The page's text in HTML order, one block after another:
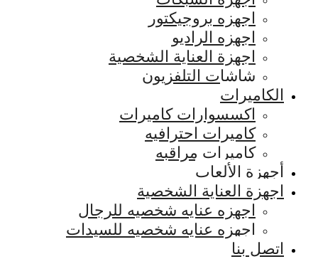
اجهزه بروجيكتور
اجهزه الراديو
اجهزة العناية الشخصية
شاشات التلفزيون
الكاميرات
اكسسوارات كاميرات
كاميرات احترافيه
كاميرات مراقبه
أجهزة الألعاب
اجهزة العناية الشخصية
اجهزه عنايه شخصيه للرجال
اجهزه عنايه شخصيه للسيدات
اتصل بنا